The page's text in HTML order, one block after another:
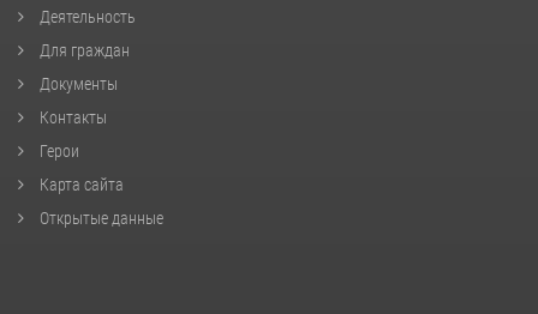
Деятельность
Для граждан
Документы
Контакты
Герои
Карта сайта
Открытые данные